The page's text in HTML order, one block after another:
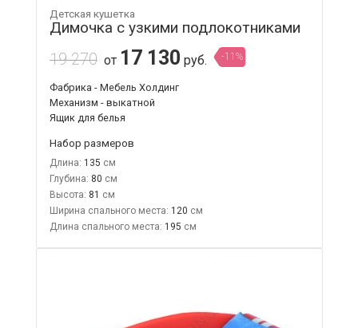
Детская кушетка
Димочка с узкими подлокотниками
19 270 от 17 130 руб. -11%
Фабрика - Мебель Холдинг
Механизм - выкатной
Ящик для белья
Набор размеров
Длина: 135
Глубина: 80
Высота: 81
Ширина спального места: 120
Длина спального места: 195